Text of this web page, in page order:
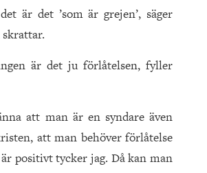
är det ’som är grejen’, säger
är det ju förlåtelsen, fyller
att man är en syndare även
att man behöver förlåtelse
positivt tycker jag. Då kan man